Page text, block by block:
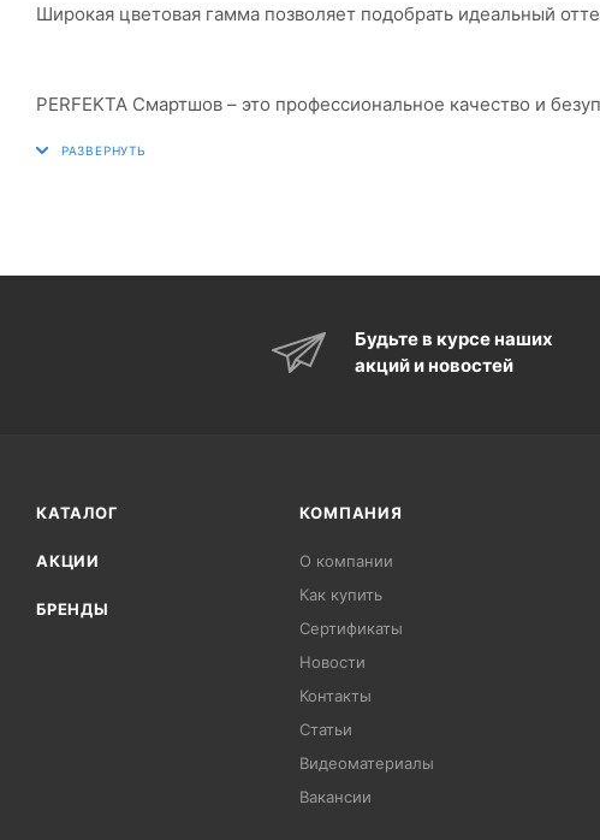
Широкая цветовая гамма позволяет подобрать идеальный
PERFEKTA Смартшов – это профессиональное качество и
Будьте в курсе наших
акций и новостей
КАТАЛОГ
АКЦИИ
БРЕНДЫ
КОМПАНИЯ
О компании
Как купить
Сертификаты
Новости
Контакты
Статьи
Видеоматериалы
Вакансии